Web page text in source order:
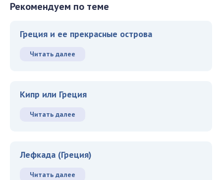
Рекомендуем по теме
Греция и ее прекрасные острова
Читать далее
Кипр или Греция
Читать далее
Лефкада (Греция)
Читать далее